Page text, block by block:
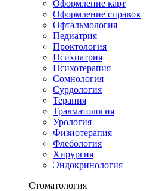
Оформление карт
Оформление справок
Офтальмология
Педиатрия
Проктология
Психиатрия
Психотерапия
Сомнология
Сурдология
Терапия
Травматология
Урология
Физиотерапия
Флебология
Хирургия
Эндокринология
Стоматология